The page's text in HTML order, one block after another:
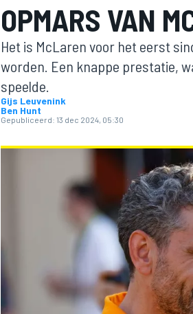
MOTOGP
OPMARS VAN
Het is McLaren voor het eerst
worden. Een knappe prestatie,
speelde.
Gijs Leuvenink
Ben Hunt
Gepubliceerd: 13 dec 2024, 05:30